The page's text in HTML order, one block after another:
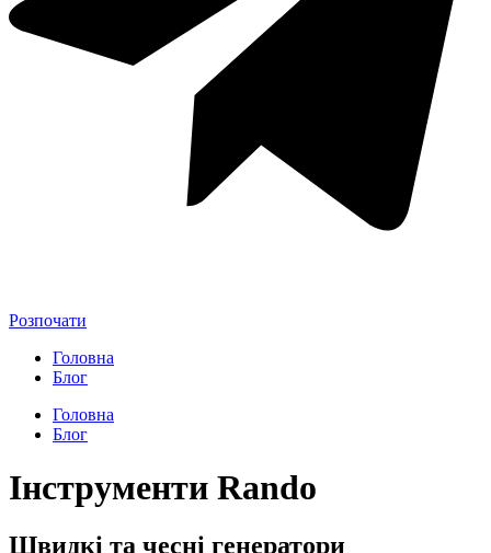
Розпочати
Головна
Блог
Головна
Блог
Інструменти Rando
Швидкі та чесні генератори